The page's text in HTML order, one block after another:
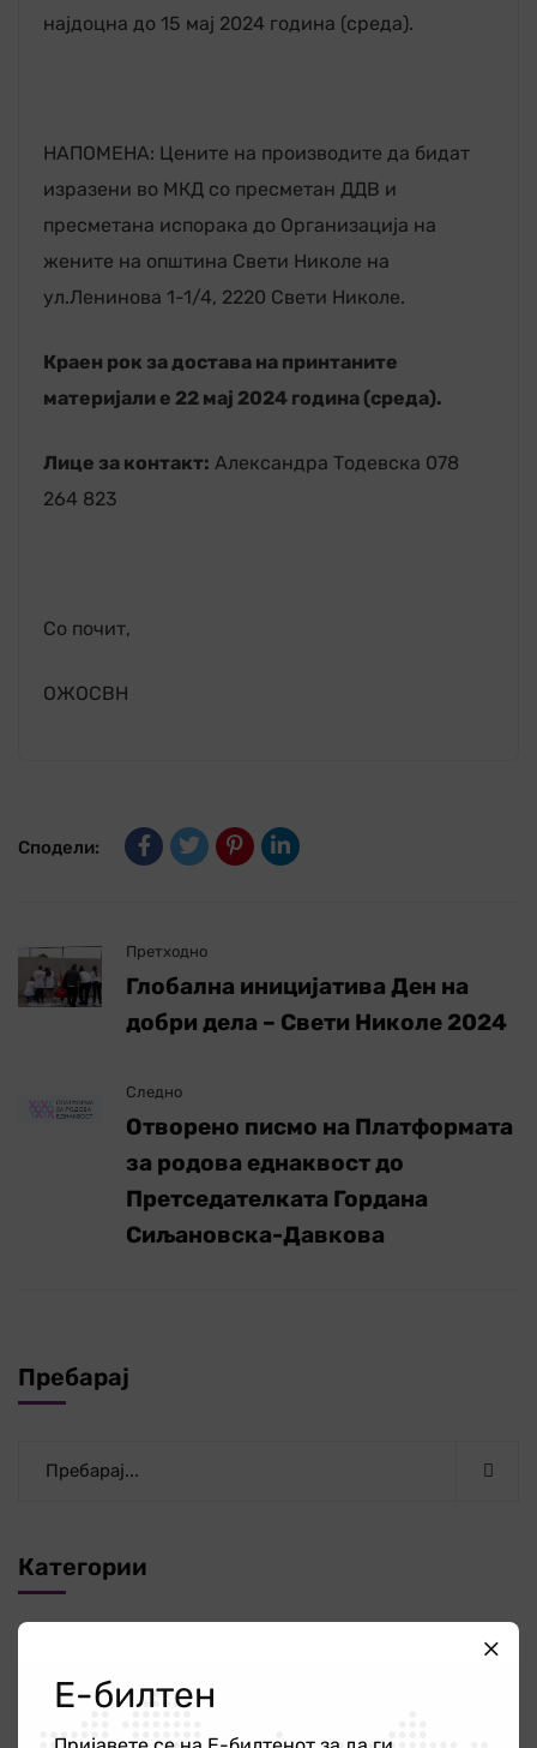
најдоцна до 15 мај 2024 година (среда).
НАПОМЕНА: Цените на производите да бидат
изразени во МКД со пресметан ДДВ и
пресметана испорака до Организација на
жените на општина Свети Николе на
ул.Ленинова 1-1/4, 2220 Свети Николе.
Краен рок за достава на принтаните
материјали е 22 мај 2024 година (среда).
Лице за контакт: Александра Тодевска 078
264 823
Со почит,
ОЖОСВН
Сподели:
Претходно
Глобална иницијатива Ден на
добри дела – Свети Николе 2024
Следно
Отворено писмо на Платформата
за родова еднаквост до
Претседателката Гордана
Сиљановска-Давкова
Пребарај
Категории
340
Е-билтен